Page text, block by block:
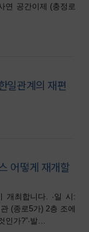
연 공간이제 (충정로
일관계의 재편
어떻게 재개할
개최합니다. ·일 시:
(종로5가) 2층 조에
가?”·발…